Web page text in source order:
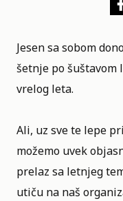
Jesen sa sobom
šetnje po šuštavom
vrelog leta.
Ali, uz sve te lepe
možemo uvek
prelaz sa letnjeg
utiču na naš